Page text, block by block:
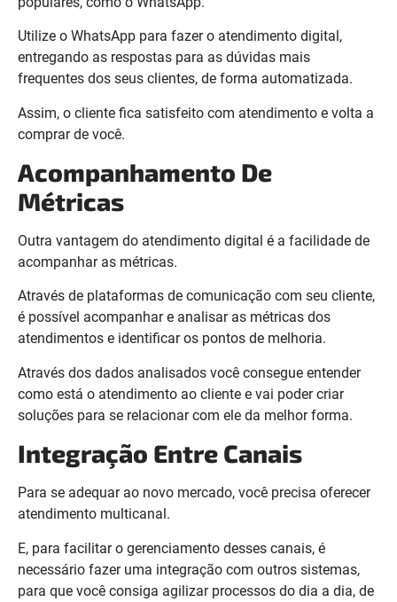
Utilize o WhatsApp para fazer o atendimento digital,
entregando as respostas para as dúvidas mais
frequentes dos seus clientes, de forma automatizada.
Assim, o cliente fica satisfeito com atendimento e volta a
comprar de você.
Acompanhamento De
Métricas
Outra vantagem do atendimento digital é a facilidade de
acompanhar as métricas.
Através de plataformas de comunicação com seu cliente,
é possível acompanhar e analisar as métricas dos
atendimentos e identificar os pontos de melhoria.
Através dos dados analisados você consegue entender
como está o atendimento ao cliente e vai poder criar
soluções para se relacionar com ele da melhor forma.
Integração Entre Canais
Para se adequar ao novo mercado, você precisa oferecer
atendimento multicanal.
E, para facilitar o gerenciamento desses canais, é
necessário fazer uma integração com outros sistemas,
para que você consiga agilizar processos do dia a dia, de